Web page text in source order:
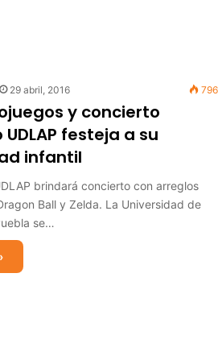
29 abril, 2016 796
y concierto
festeja a su
infantil
brindará concierto con arreglos
Ball y Zelda. La Universidad de
se…